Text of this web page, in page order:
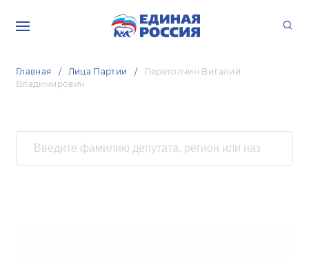
Главная Лица Партии
Перетолчин Виталий
Владимирович